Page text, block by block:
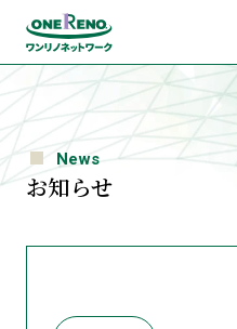
News
お知らせ